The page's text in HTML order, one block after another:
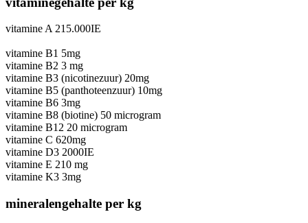
vitamine A 215.000IE
vitamine B1 5mg
vitamine B2 3 mg
vitamine B3 (nicotinezuur) 20mg
vitamine B5 (panthoteenzuur) 10mg
vitamine B6 3mg
vitamine B8 (biotine) 50 microgram
vitamine B12 20 microgram
vitamine C 620mg
vitamine D3 2000IE
vitamine E 210 mg
vitamine K3 3mg
mineralengehalte per kg